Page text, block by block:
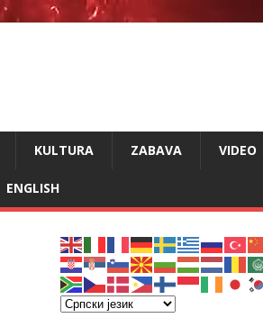
KULTURA ZABAVA VIDEO
ENGLISH